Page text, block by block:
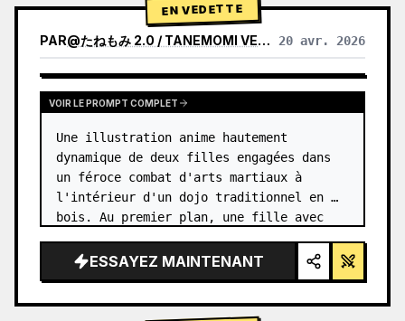
EN VEDETTE
PAR@たねもみ 2.0 / TANEMOMI VER2.0 20 avr. 2026
VOIR LE PROMPT COMPLET
Une illustration anime hautement
dynamique de deux filles engagées dans
un féroce combat d'arts martiaux à
l'intérieur d'un dojo traditionnel en
bois. Au premier plan, une fille avec
default="des cheveux noirs en chignon
haut…
ESSAYEZ MAINTENANT